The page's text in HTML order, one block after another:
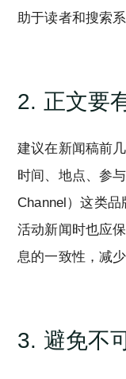
助于读者和搜索
2. 正文要
建议在新闻稿前
时间、地点、参
Channel）这类
活动新闻时也应
息的一致性，减
3. 避免不